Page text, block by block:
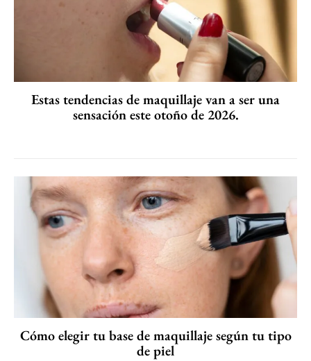
Estas tendencias de maquillaje van a ser una
sensación este otoño de 2026.
Cómo elegir tu base de maquillaje según tu tipo
de piel